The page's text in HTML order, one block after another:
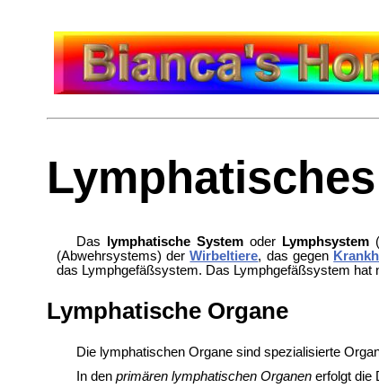
Das lymphatische Systemoder Lymphsystem
(Abwehrsystems) derWirbeltiere, das gegen
das Lymphgefäßsystem. Das Lymphgefäßsystem hat
Lymphatische Organe
Die lymphatischen Organe sind spezialisierte
In den primären lymphatischen Organenerfolgt die